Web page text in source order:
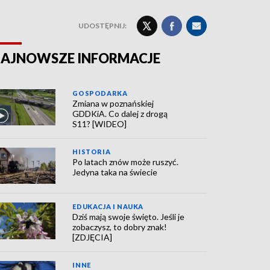
UDOSTĘPNIJ:
INFORMACJE
GOSPODARKA
Zmiana w poznańskiej
GDDKiA. Co dalej z drogą
S11? [WIDEO]
HISTORIA
Po latach znów może ruszyć.
Jedyna taka na świecie
EDUKACJA I NAUKA
Dziś mają swoje święto. Jeśli je
zobaczysz, to dobry znak!
[ZDJĘCIA]
INNE